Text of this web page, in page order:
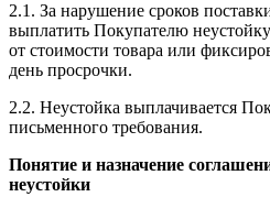
2.1. За нарушение сроков
выплатить Покупателю
от стоимости товара или
день просрочки.
2.2. Неустойка выплачивается
письменного требования.
Понятие и назначение
неустойки